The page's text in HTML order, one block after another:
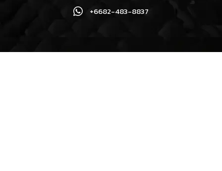
+6682-483-8837